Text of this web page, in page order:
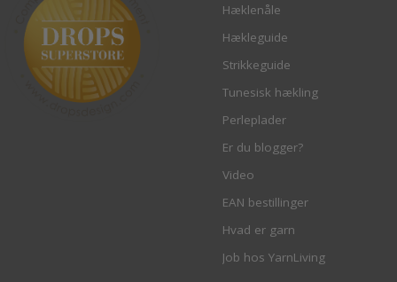
Hæklenåle
Hækleguide
Strikkeguide
Tunesisk hækling
Perleplader
Er du blogger?
Video
EAN bestillinger
Hvad er garn
Job hos YarnLiving